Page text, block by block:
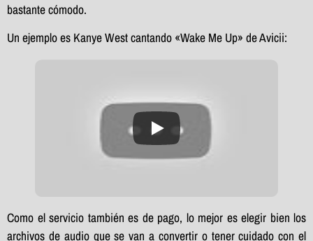
bastante cómodo.
Un ejemplo es Kanye West cantando «Wake Me Up» de Avicii:
Como el servicio también es de pago, lo mejor es elegir bien los
archivos de audio que se van a convertir o tener cuidado con el